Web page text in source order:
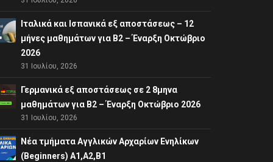
Ιταλικά και Ισπανικά εξ αποστάσεως – 12
μήνες μαθημάτων για B2 – Έναρξη Οκτώβριο
2026
31 Ιουλίου, 2026
Γερμανικά εξ αποστάσεως σε 2 8μηνα
μαθημάτων για Β2 – Έναρξη Οκτώβριο 2026
31 Ιουλίου, 2026
Νέα τμήματα Αγγλικών Αρχαρίων Ενηλίκων
(Beginners) A1,A2,B1